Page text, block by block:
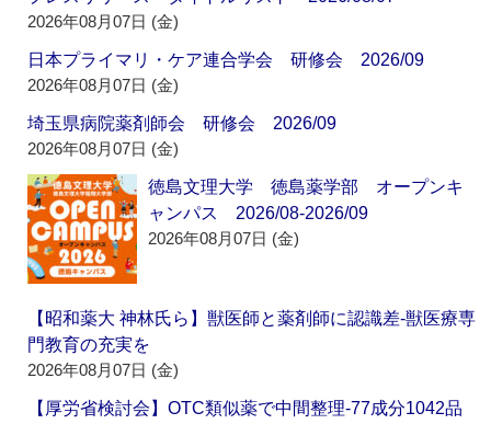
2026年08月07日 (金)
日本プライマリ・ケア連合学会 研修会 2026/09
2026年08月07日 (金)
埼玉県病院薬剤師会 研修会 2026/09
2026年08月07日 (金)
徳島文理大学 徳島薬学部 オープンキ
ャンパス 2026/08-2026/09
2026年08月07日 (金)
【昭和薬大 神林氏ら】獣医師と薬剤師に認識差‐獣医療専
門教育の充実を
2026年08月07日 (金)
【厚労省検討会】OTC類似薬で中間整理‐77成分1042品